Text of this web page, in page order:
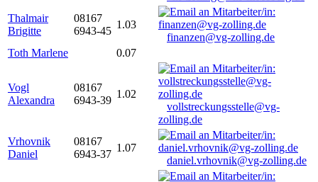
Thalmair
Brigitte
08167
6943-45
1.03
finanzen@vg-zolling.de
Toth Marlene
0.07
Vogl
Alexandra
08167
6943-39
1.02
vollstreckungsstelle@vg-
zolling.de
Vrhovnik
Daniel
08167
6943-37
1.07
daniel.vrhovnik@vg-zolling.de